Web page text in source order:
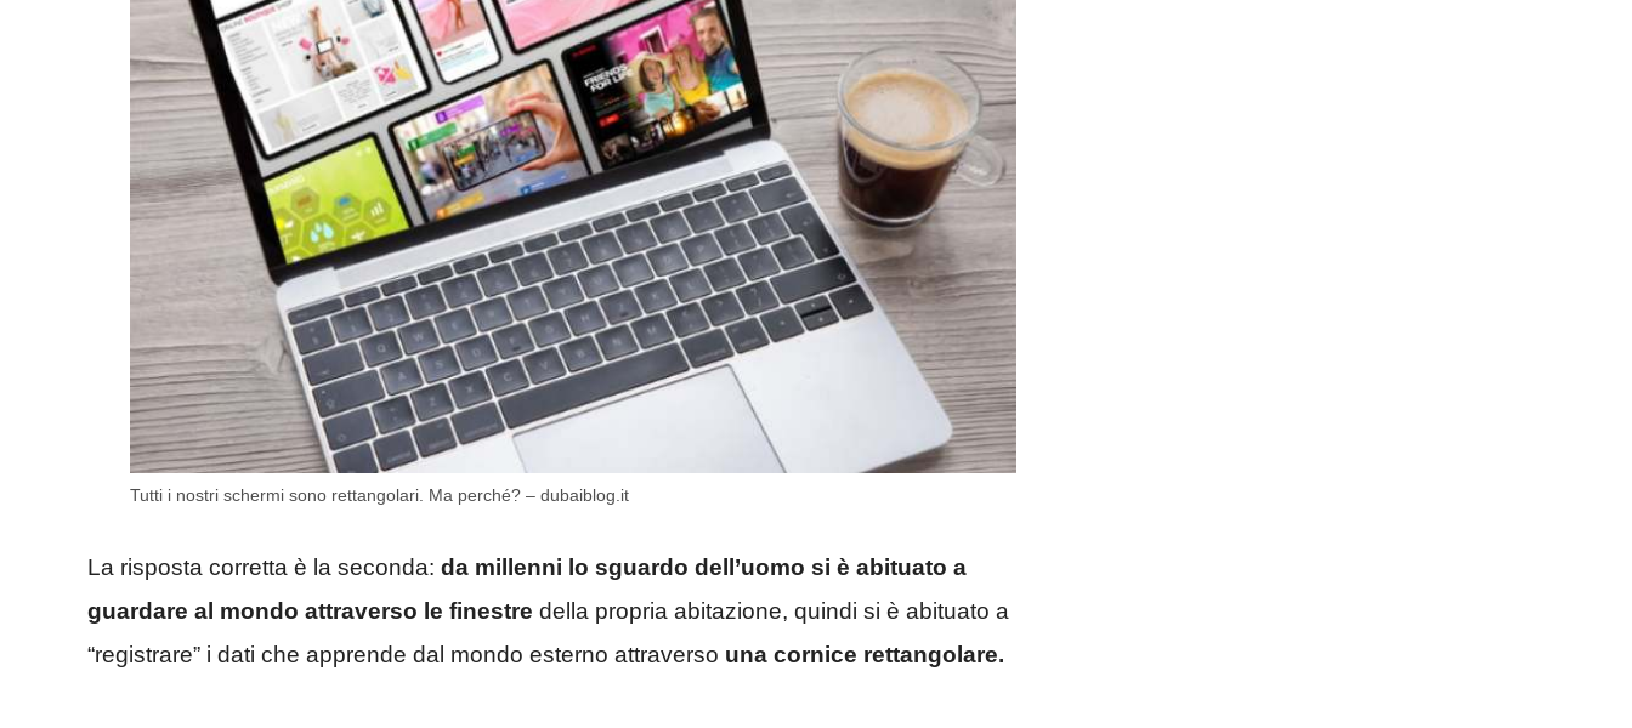
Tutti i nostri schermi sono rettangolari. Ma perché? – dubaiblog.it
La risposta corretta è la seconda: da millenni lo sguardo dell’uomo si è abituato a
guardare al mondo attraverso le finestre della propria abitazione, quindi si è abituato a
“registrare” i dati che apprende dal mondo esterno attraverso una cornice rettangolare.